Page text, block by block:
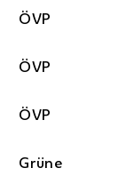
ÖVP
ÖVP
ÖVP
Grüne